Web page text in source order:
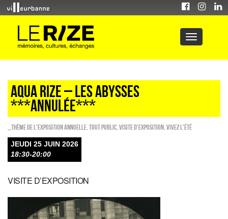
AQUA RIZE – LES ABYSSES
***ANNULÉE***
_Thème de l'exposition annuelle Tout public Visite d'exposition Vivez l'été
JEUDI 25 JUIN 2026
18:30-20:00
VISITE D’EXPOSITION